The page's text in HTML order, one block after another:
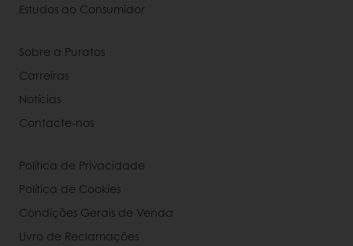
Estudos ao Consumidor
Sobre a Puratos
Carreiras
Notícias
Contacte-nos
Política de Privacidade
Política de Cookies
Condições Gerais de Venda
Livro de Reclamações